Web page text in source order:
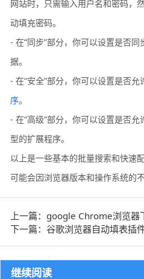
网站时，只需输入用户名和密码，
动填充密码。
- 在“同步”部分，你可以设置是否
据。
- 在“安全”部分，你可以设置是否
序。
- 在“高级”部分，你可以设置是否
型的扩展程序。
以上是一些基本的批量搜索和快速
可能会因浏览器版本和操作系统的
上一篇：google Chrome浏览器
下一篇：谷歌浏览器自动填表插
继续阅读